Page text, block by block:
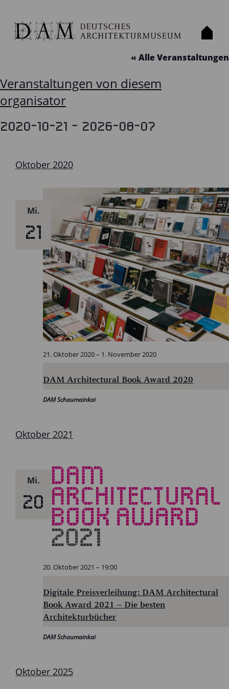
FRANKFURTER BUCHMESSE
« Alle Veranstaltungen
Veranstaltungen von diesem
organisator
2020-10-21 - 2026-08-07
wählen.Oktober 2020
Mi.
21
DAM Architectural Book Award 2020
21. Oktober 2020– 1. November 2020
DAM Schaumainkai
Oktober 2021
Mi.
20
Digitale Preisverleihung: DAM Architectural
Book Award 2021 – Die besten
Architekturbücher
20. Oktober 2021 – 19:00
DAM Schaumainkai
Oktober 2025